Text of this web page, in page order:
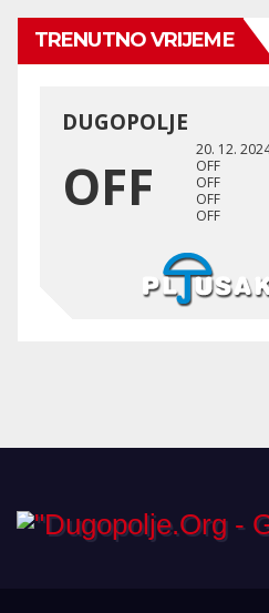
TRENUTNO VRIJEME